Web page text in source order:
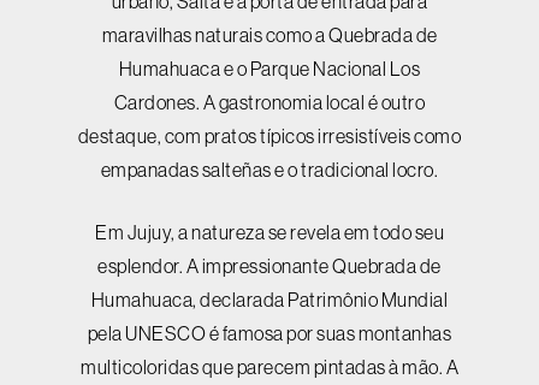
maravilhas naturais como a Quebrada de
Humahuaca e o Parque Nacional Los
Cardones. A gastronomia local é outro
destaque, com pratos típicos irresistíveis como
empanadas salteñas e o tradicional locro.
Em Jujuy, a natureza se revela em todo seu
esplendor. A impressionante Quebrada de
Humahuaca, declarada Patrimônio Mundial
pela UNESCO é famosa por suas montanhas
multicoloridas que parecem pintadas à mão. A